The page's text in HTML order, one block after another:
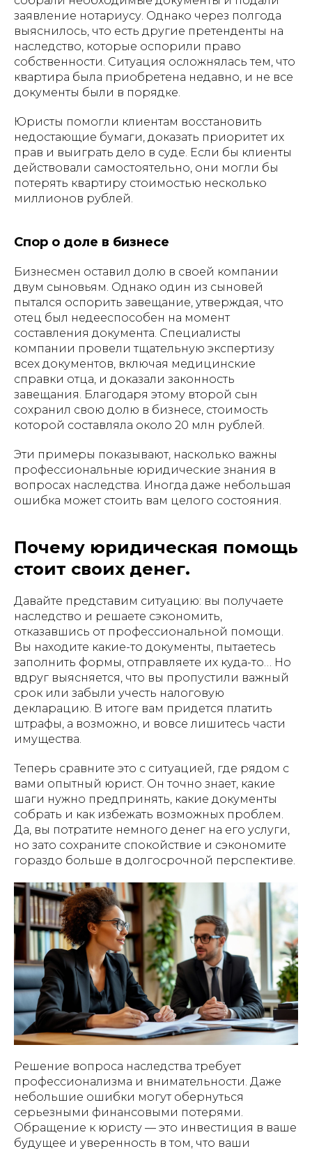
заявление нотариусу. Однако через полгода
выяснилось, что есть другие претенденты на
наследство, которые оспорили право
собственности. Ситуация осложнялась тем, что
квартира была приобретена недавно, и не все
документы были в порядке.
Юристы помогли клиентам восстановить
недостающие бумаги, доказать приоритет их
прав и выиграть дело в суде. Если бы клиенты
действовали самостоятельно, они могли бы
потерять квартиру стоимостью несколько
миллионов рублей.
Спор о доле в бизнесе
Бизнесмен оставил долю в своей компании
двум сыновьям. Однако один из сыновей
пытался оспорить завещание, утверждая, что
отец был недееспособен на момент
составления документа. Специалисты
компании провели тщательную экспертизу
всех документов, включая медицинские
справки отца, и доказали законность
завещания. Благодаря этому второй сын
сохранил свою долю в бизнесе, стоимость
которой составляла около 20 млн рублей.
Эти примеры показывают, насколько важны
профессиональные юридические знания в
вопросах наследства. Иногда даже небольшая
ошибка может стоить вам целого состояния.
Почему юридическая помощь
стоит своих денег.
Давайте представим ситуацию: вы получаете
наследство и решаете сэкономить,
отказавшись от профессиональной помощи.
Вы находите какие-то документы, пытаетесь
заполнить формы, отправляете их куда-то… Но
вдруг выясняется, что вы пропустили важный
срок или забыли учесть налоговую
декларацию. В итоге вам придется платить
штрафы, а возможно, и вовсе лишитесь части
имущества.
Теперь сравните это с ситуацией, где рядом с
вами опытный юрист. Он точно знает, какие
шаги нужно предпринять, какие документы
собрать и как избежать возможных проблем.
Да, вы потратите немного денег на его услуги,
но зато сохраните спокойствие и сэкономите
гораздо больше в долгосрочной перспективе.
Решение вопроса наследства требует
профессионализма и внимательности. Даже
небольшие ошибки могут обернуться
серьезными финансовыми потерями.
Обращение к юристу — это инвестиция в ваше
будущее и уверенность в том, что ваши